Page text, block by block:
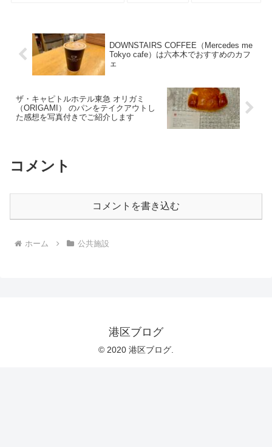
DOWNSTAIRS COFFEE（Mercedes me
Tokyo cafe）は六本木でおすすめのカフ
ェ
ザ・キャピトルホテル東急 オリガミ
（ORIGAMI） のパンをテイクアウトし
た感想を写真付きでご紹介します
コメント
コメントを書き込む
ホーム 公共施設
港区ブログ
© 2020 港区ブログ.